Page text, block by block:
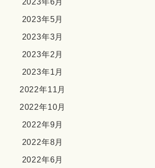
2023年6月
2023年5月
2023年3月
2023年2月
2023年1月
2022年11月
2022年10月
2022年9月
2022年8月
2022年6月